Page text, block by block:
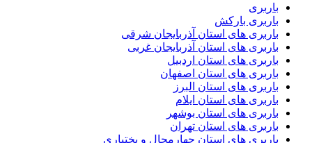
باربری
باربری بارکش
باربری های استان آذربایجان شرقی
باربری های استان آذربایجان غربی
باربری های استان اردبیل
باربری های استان اصفهان
باربری های استان البرز
باربری های استان ایلام
باربری های استان بوشهر
باربری های استان تهران
باربری های استان چهارمحال و بختیاری